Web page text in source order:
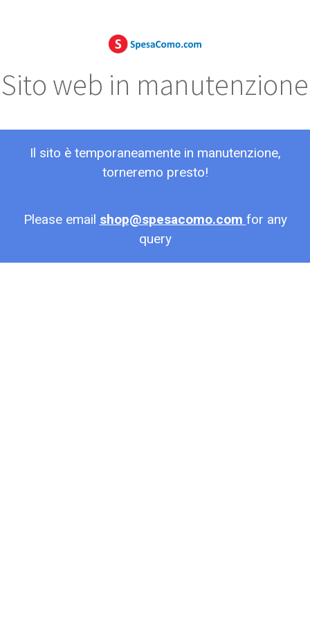
Sito web in manutenzione
Il sito è temporaneamente in manutenzione,
torneremo presto!
Please email shop@spesacomo.com for any
query